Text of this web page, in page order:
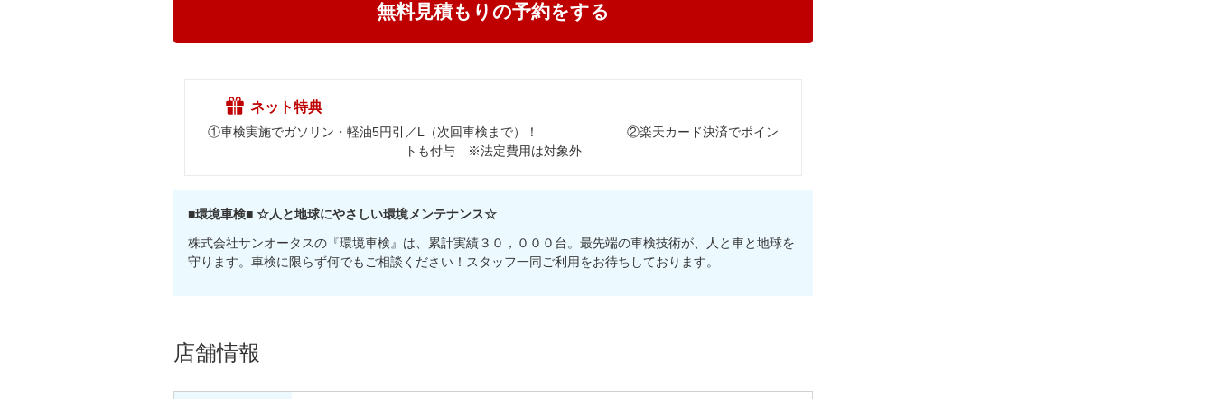
無料見積もりの予約をする
ネット特典
①車検実施でガソリン・軽油5円引／L（次回車検まで）！ ②楽天カード決済でポイン
トも付与 ※法定費用は対象外
■環境車検■ ☆人と地球にやさしい環境メンテナンス☆
株式会社サンオータスの『環境車検』は、累計実績３０，０００台。最先端の車検技術が、人と車と地球を
守ります。車検に限らず何でもご相談ください！スタッフ一同ご利用をお待ちしております。
店舗情報